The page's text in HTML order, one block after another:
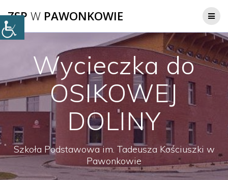
do
ZSP W PAWONKOWIE
Wycieczka do
OSIKOWEJ
DOLINY
Szkoła Podstawowa im. Tadeusza Kościuszki w
Pawonkowie